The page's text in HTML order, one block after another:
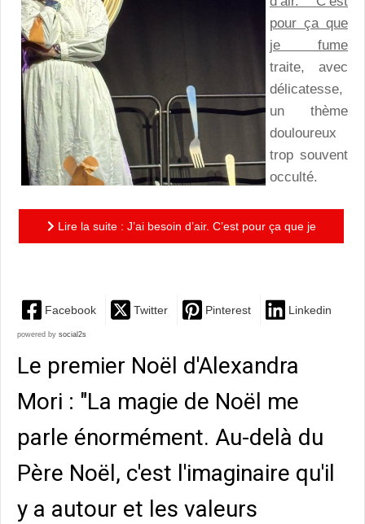
pour ça que
je fume
traite, avec
délicatesse,
un thème
douloureux
trop souvent
occulté.
Lire la suite : J’ai besoin d’air. C’est pour ça que je
Facebook Twitter Pinterest Linkedin
powered by social2s
Le premier Noël d'Alexandra
Mori : "La magie de Noël me
parle énormément. Au-delà du
Père Noël, c'est l'imaginaire qu'il
y a autour et les valeurs